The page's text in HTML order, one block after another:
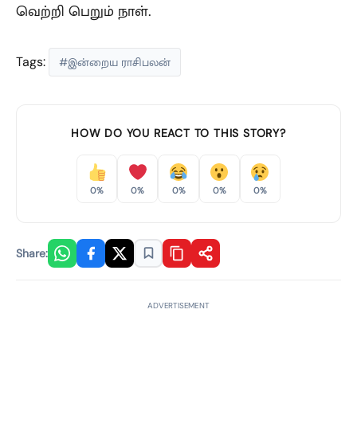
வெற்றி பெறும் நாள்.
Tags: #இன்றைய ராசிபலன்
HOW DO YOU REACT TO THIS STORY?
0% 0% 0% 0% 0%
Share:
ADVERTISEMENT